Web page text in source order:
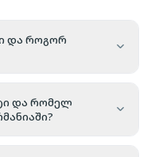
და როგორ
და რომელ